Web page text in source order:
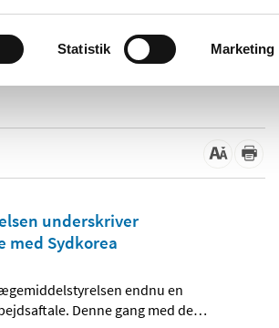
Statistik Marketing
underskriver
med Sydkorea
endnu en
Denne gang med de…